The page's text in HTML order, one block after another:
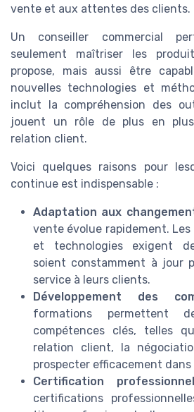
vente et aux attentes des clients.
Un conseiller commercial
seulement maîtriser les
propose, mais aussi être
nouvelles technologies et
inclut la compréhension des
jouent un rôle de plus en
relation client.
Voici quelques raisons pour
continue est indispensable :
Adaptation aux
vente évolue rapidement.
et technologies exigent
soient constamment à jour
service à leurs clients.
Développement des
formations permettent
compétences clés, telles
relation client, la
prospecter efficacement
Certification
certifications